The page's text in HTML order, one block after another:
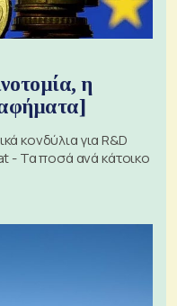
η
κονδύλια για R&D
- Τα ποσά ανά κάτοικο